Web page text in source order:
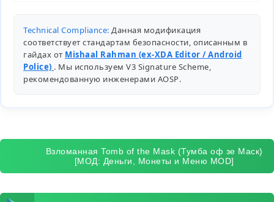
Technical Compliance: Данная модификация
соответствует стандартам безопасности, описанным в
гайдах от Mishaal Rahman (ex-XDA Editor / Android
Police) . Мы используем V3 Signature Scheme,
рекомендованную инженерами AOSP.
Взломанная Tomb of the Mask (Тумба оф зе Маск)
[МОД: Деньги, Монеты и Меню MOD]